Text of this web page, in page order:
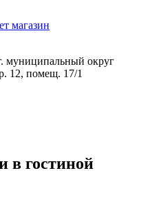
магазин
муниципальный округ
12, помещ. 17/1
в гостиной